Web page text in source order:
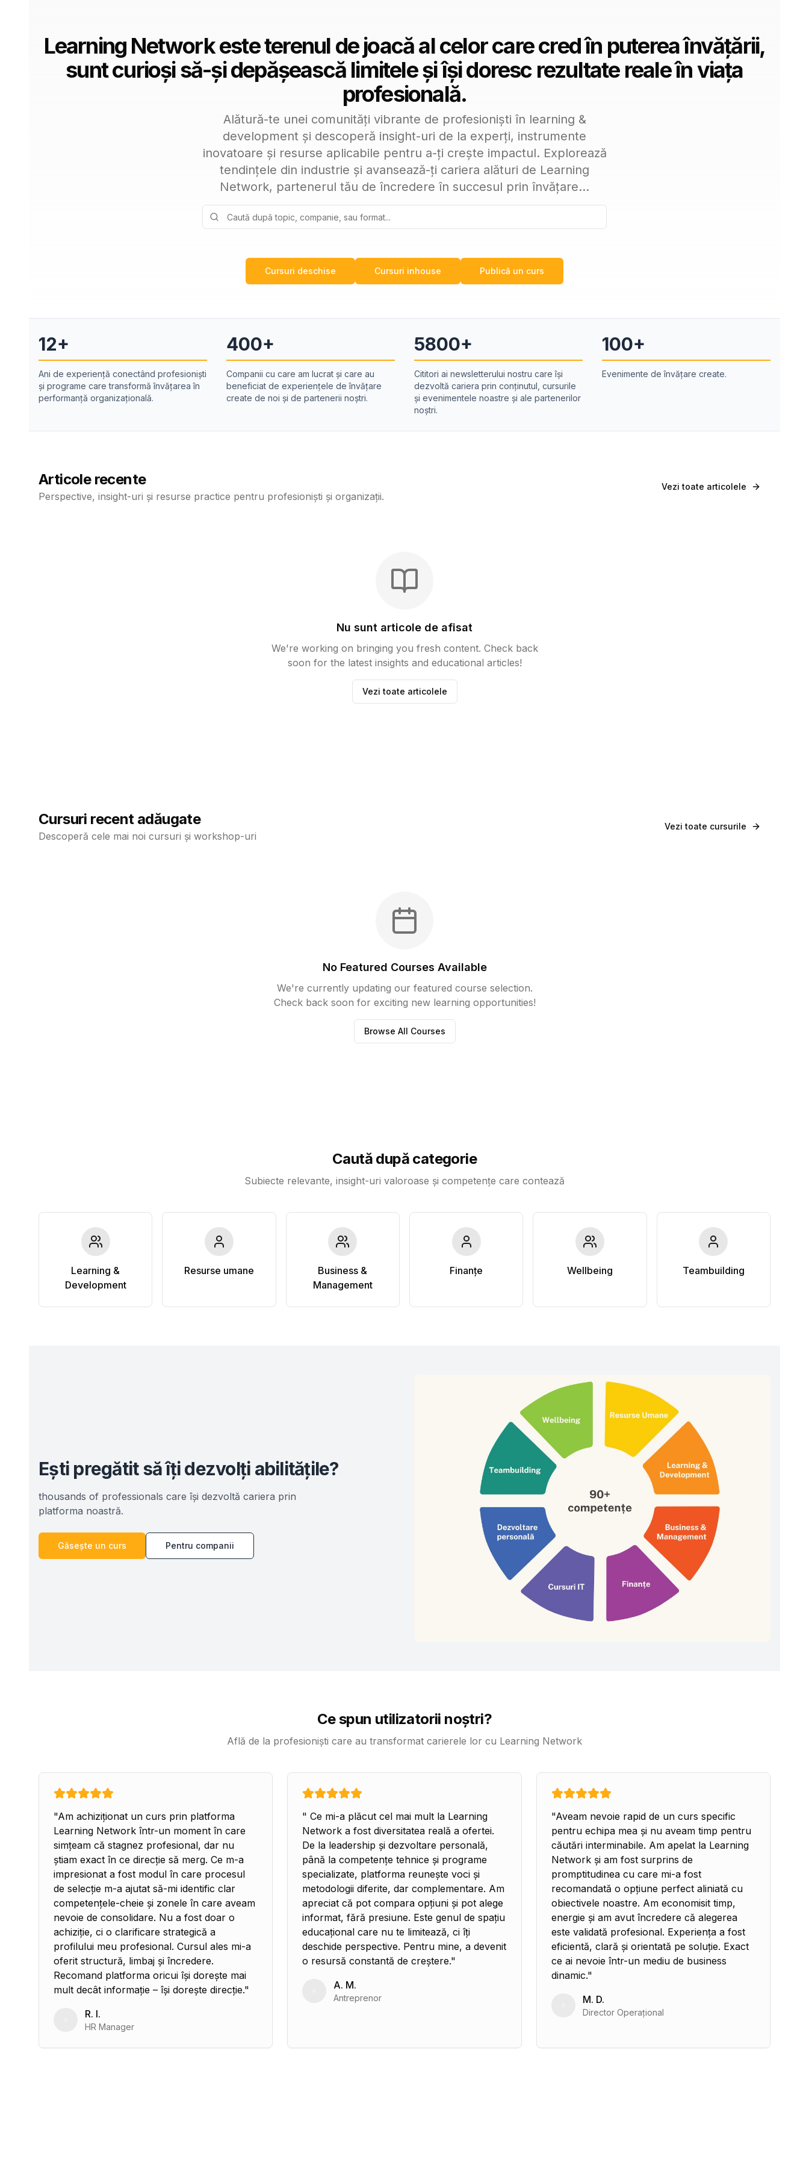
Learning Network este terenul de joacă al celor care cred în puterea învățării,
sunt curioși să-și depășească limitele și își doresc rezultate reale în viața
profesională.
Alătură-te unei comunități vibrante de profesioniști în learning &
development și descoperă insight-uri de la experți, instrumente
inovatoare și resurse aplicabile pentru a-ți crește impactul. Explorează
tendințele din industrie și avansează-ți cariera alături de Learning
Network, partenerul tău de încredere în succesul prin învățare...
Cursuri deschise Cursuri inhouse Publică un curs
12+
Ani de experiență conectând profesioniști
și programe care transformă învățarea în
performanță organizațională.
400+
Companii cu care am lucrat și care au
beneficiat de experiențele de învățare
create de noi și de partenerii noștri.
5800+
Cititori ai newsletterului nostru care își
dezvoltă cariera prin conținutul, cursurile
și evenimentele noastre și ale partenerilor
noștri.
100+
Evenimente de învățare create.
Articole recente
Perspective, insight-uri și resurse practice pentru profesioniști și organizații.
Vezi toate articolele
Nu sunt articole de afisat
We're working on bringing you fresh content. Check back
soon for the latest insights and educational articles!
Vezi toate articolele
Cursuri recent adăugate
Descoperă cele mai noi cursuri și workshop-uri
Vezi toate cursurile
No Featured Courses Available
We're currently updating our featured course selection.
Check back soon for exciting new learning opportunities!
Browse All Courses
Caută după categorie
Subiecte relevante, insight-uri valoroase și competențe care contează
Learning &
Development
Resurse umane
Business &
Management
Finanțe Wellbeing Teambuilding
Ești pregătit să îți dezvolți abilitățile?
thousands of professionals care își dezvoltă cariera prin
platforma noastră.
Găsește un curs Pentru companii
Ce spun utilizatorii noștri?
Află de la profesioniști care au transformat carierele lor cu Learning Network
"Am achiziționat un curs prin platforma
Learning Network într-un moment în care
simțeam că stagnez profesional, dar nu
știam exact în ce direcție să merg. Ce m-a
impresionat a fost modul în care procesul
de selecție m-a ajutat să-mi identific clar
competențele-cheie și zonele în care aveam
nevoie de consolidare. Nu a fost doar o
achiziție, ci o clarificare strategică a
profilului meu profesional. Cursul ales mi-a
oferit structură, limbaj și încredere.
Recomand platforma oricui își dorește mai
mult decât informație – își dorește direcție."
R. I.
HR Manager
" Ce mi-a plăcut cel mai mult la Learning
Network a fost diversitatea reală a ofertei.
De la leadership și dezvoltare personală,
până la competențe tehnice și programe
specializate, platforma reunește voci și
metodologii diferite, dar complementare. Am
apreciat că pot compara opțiuni și pot alege
informat, fără presiune. Este genul de spațiu
educațional care nu te limitează, ci îți
deschide perspective. Pentru mine, a devenit
o resursă constantă de creștere."
A. M.
Antreprenor
"Aveam nevoie rapid de un curs specific
pentru echipa mea și nu aveam timp pentru
căutări interminabile. Am apelat la Learning
Network și am fost surprins de
promptitudinea cu care mi-a fost
recomandată o opțiune perfect aliniată cu
obiectivele noastre. Am economisit timp,
energie și am avut încredere că alegerea
este validată profesional. Experiența a fost
eficientă, clară și orientată pe soluție. Exact
ce ai nevoie într-un mediu de business
dinamic."
M. D.
Director Operațional